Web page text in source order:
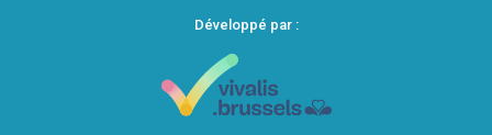
Développé par :